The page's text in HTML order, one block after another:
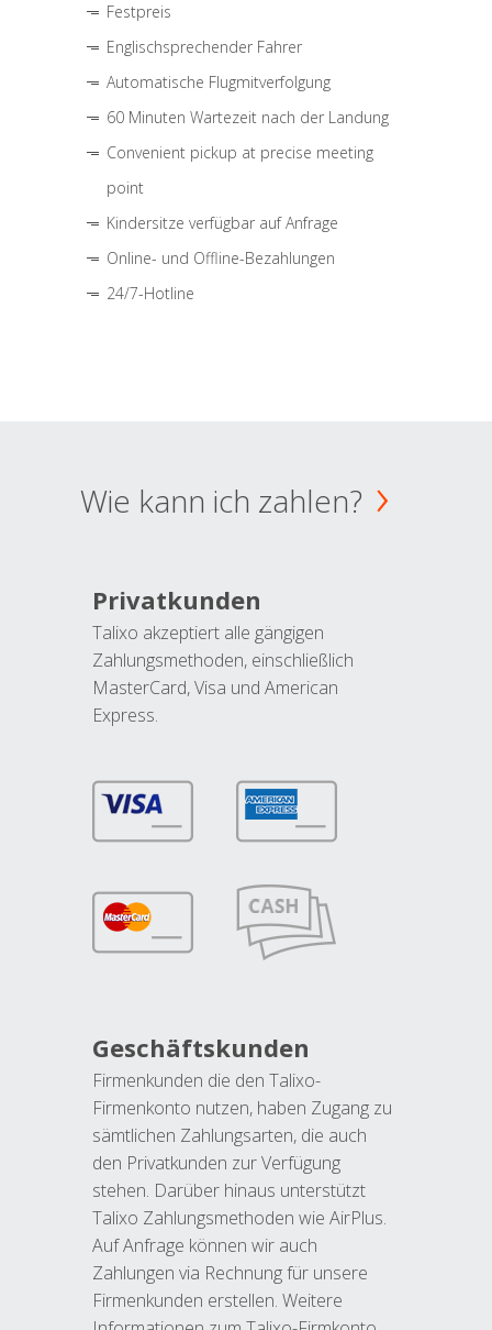
Festpreis
Englischsprechender Fahrer
Automatische Flugmitverfolgung
60 Minuten Wartezeit nach der Landung
Convenient pickup at precise meeting
point
Kindersitze verfügbar auf Anfrage
Online- und Offline-Bezahlungen
24/7-Hotline
Wie kann ich zahlen?
Privatkunden
Talixo akzeptiert alle gängigen
Zahlungsmethoden, einschließlich
MasterCard, Visa und American
Express.
Geschäftskunden
Firmenkunden die den Talixo-
Firmenkonto nutzen, haben Zugang zu
sämtlichen Zahlungsarten, die auch
den Privatkunden zur Verfügung
stehen. Darüber hinaus unterstützt
Talixo Zahlungsmethoden wie AirPlus.
Auf Anfrage können wir auch
Zahlungen via Rechnung für unsere
Firmenkunden erstellen. Weitere